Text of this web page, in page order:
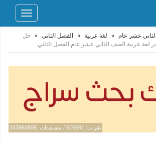
Toggle
عشر عام » لغة عربية » الفصل الثاني » حل
لغة عربية الصف الثاني عشر عام الفصل الثاني
نقرات: 616691 / مشاهدات: 343864806